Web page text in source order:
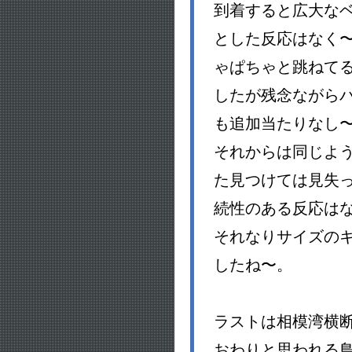
到着すると広大な
とした反応はなく
ゃぱちゃと跳ねて
したが残念ながら
も追加当たりなし
それからは同じよ
た見つけては見失
続性のある反応は
それなりサイズの
したね〜。
ラストは相模湾横